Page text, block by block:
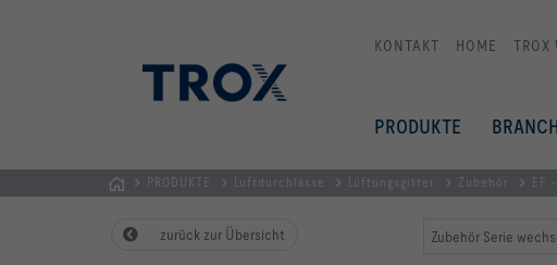
KONTAKT HOME TROX
PRODUKTE
PRODUKTE Luftdurchlässe Lüftungsgitter Zubehör EF
zurück zur Übersicht Zubehör Serie